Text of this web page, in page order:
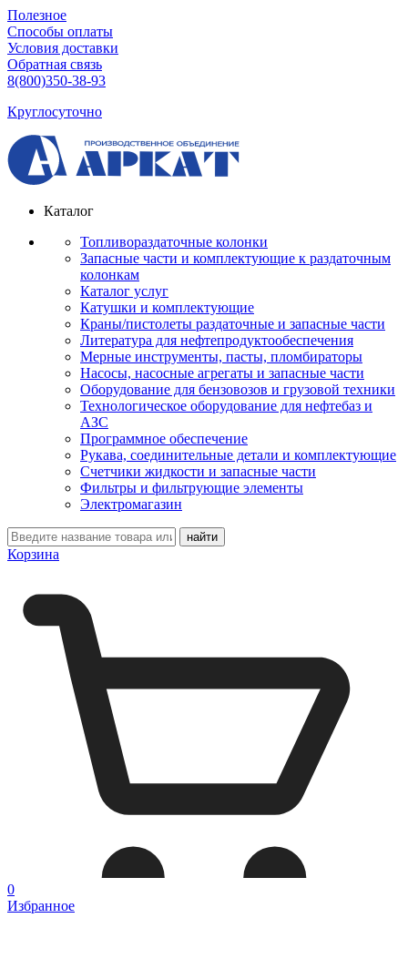
Полезное
Способы оплаты
Условия доставки
Обратная связь
8(800)350-38-93
Круглосуточно
Каталог
Топливораздаточные колонки
Запасные части и комплектующие к раздаточным
колонкам
Каталог услуг
Катушки и комплектующие
Краны/пистолеты раздаточные и запасные части
Литература для нефтепродуктообеспечения
Мерные инструменты, пасты, пломбираторы
Насосы, насосные агрегаты и запасные части
Оборудование для бензовозов и грузовой техники
Технологическое оборудование для нефтебаз и
АЗС
Программное обеспечение
Рукава, соединительные детали и комплектующие
Счетчики жидкости и запасные части
Фильтры и фильтрующие элементы
Электромагазин
Корзина
0
Избранное